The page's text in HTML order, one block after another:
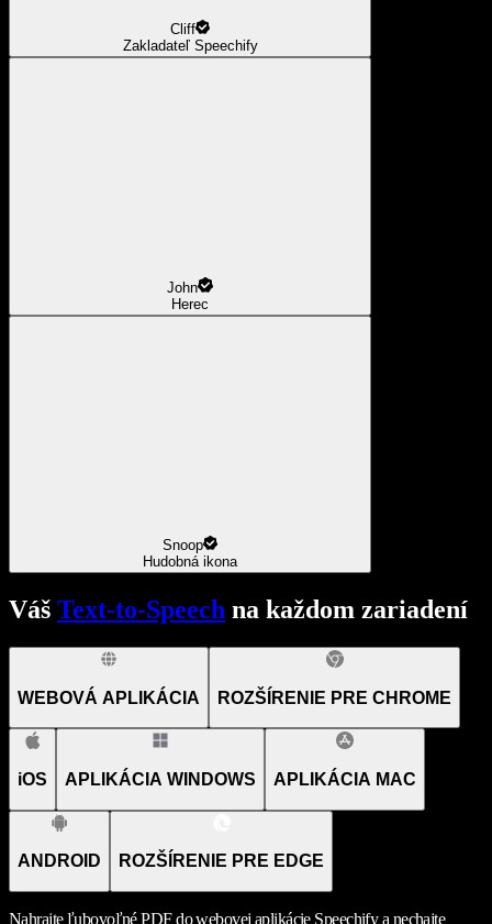
Cliff
Zakladateľ Speechify
John
Herec
Snoop
Hudobná ikona
Váš Text-to-Speech na každom zariadení
WEBOVÁ APLIKÁCIA ROZŠÍRENIE PRE CHROME
iOS APLIKÁCIA WINDOWS APLIKÁCIA MAC
ANDROID ROZŠÍRENIE PRE EDGE
Nahrajte ľubovoľné PDF do webovej aplikácie Speechify a nechajte